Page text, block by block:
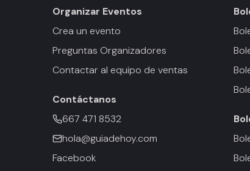
Organizar Eventos
Crea un evento
Preguntas Organizadores
Contactar al equipo de ventas
Contáctanos
667 471 8532
hola@guiadehoy.com
Facebook